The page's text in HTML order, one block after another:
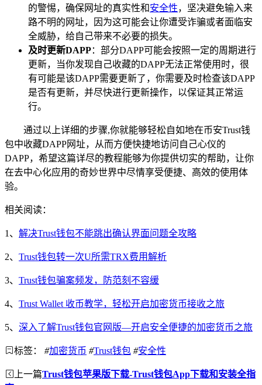
的警惕，确保网址的真实性和安全性，坚决避免输入来
路不明的网址，因为这可能会让你遭受诈骗或者面临安
全威胁，给自己带来不必要的损失。
及时更新DAPP：部分DAPP可能会按照一定的周期进行
更新，当你发现自己收藏的DAPP无法正常使用时，很
有可能是该DAPP需要更新了，你需要及时检查该DAPP
是否有更新，并尽快进行更新操作，以保证其正常运
行。
通过以上详细的步骤,你就能够轻松自如地在币安Trust钱
包中收藏DAPP网址，从而方便快捷地访问自己心仪的
DAPP，希望这篇详尽的教程能够为你提供切实的帮助，让你
在去中心化应用的奇妙世界中尽情享受便捷、高效的使用体
验。
相关阅读：
1、 解决Trust钱包不能跳出确认界面问题全攻略
2、 Trust钱包转一次U所需TRX费用解析
3、 Trust钱包骗案频发，防范刻不容缓
4、 Trust Wallet 收币教学，轻松开启加密货币接收之旅
5、 深入了解Trust钱包官网版—开启安全便捷的加密货币之旅
标签： #加密货币 #Trust钱包 #安全性
上一篇Trust钱包苹果版下载-Trust钱包App下载和安装全指